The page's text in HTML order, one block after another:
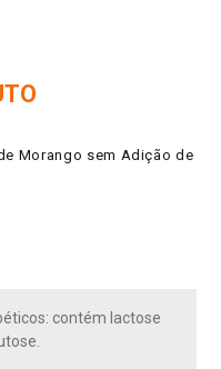
Morango sem Adição de
contém lactose